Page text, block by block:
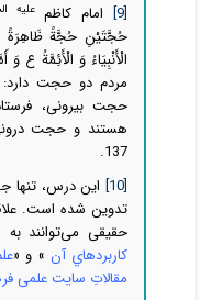
[9] امام کاظمعلیه
حُجَّتَيْنِ‏ حُجَّةً ظَاهِرَةً وَ
الْأَنْبِيَاءُ وَ الْأَئِمَّةُ ع وَ
مردم دو حجت
حجت بیرونی،
137.
[10] این درس، تنها
تدوین شده است.
حقیقی می‌توانند
کاربردهاي آن » و «
مقالاتِ سایت علمی